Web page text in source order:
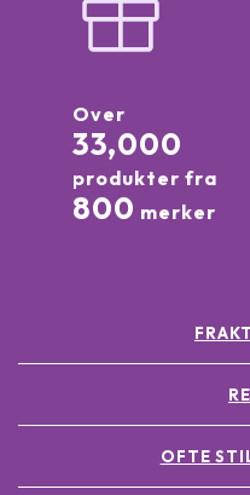
Over
33,000
produkter fra
800 merker
OFTE